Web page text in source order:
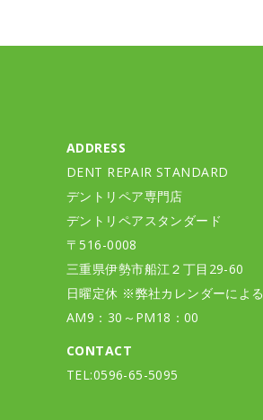
ADDRESS
DENT REPAIR STANDARD
デントリペア専門店
デントリペアスタンダード
〒516-0008
三重県伊勢市船江２丁目29-60
日曜定休 ※弊社カレンダーによる
AM9：30～PM18：00
CONTACT
TEL:0596-65-5095